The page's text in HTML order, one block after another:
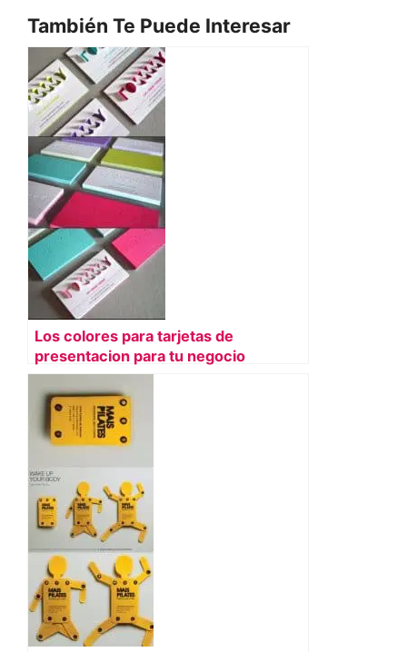
También Te Puede Interesar
Los colores para tarjetas de
presentacion para tu negocio